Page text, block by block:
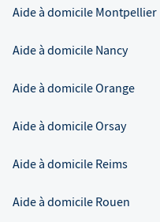
Aide à domicile Montpellier
Aide à domicile Nancy
Aide à domicileOrange
Aide à domicileOrsay
Aide à domicile Reims
Aide à domicile Rouen